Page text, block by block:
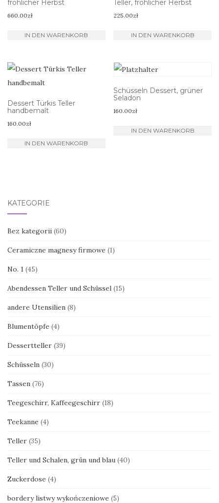
fröhlicher Herbst
660.00zł
IN DEN WARENKORB
Teller, fröhlicher Herbst
225.00zł
IN DEN WARENKORB
Dessert Türkis Teller
handbemalt
160.00zł
IN DEN WARENKORB
Schüsseln Dessert, grüner
Seladon
160.00zł
IN DEN WARENKORB
KATEGORIE
Bez kategorii (60)
Ceramiczne magnesy firmowe (1)
No. 1 (45)
Abendessen Teller und Schüssel (15)
andere Utensilien (8)
Blumentöpfe (4)
Dessertteller (39)
Schüsseln (30)
Tassen (76)
Teegeschirr, Kaffeegeschirr (18)
Teekanne (4)
Teller (35)
Teller und Schalen, grün und blau (40)
Zuckerdose (4)
bordery listwy wykończeniowe (5)